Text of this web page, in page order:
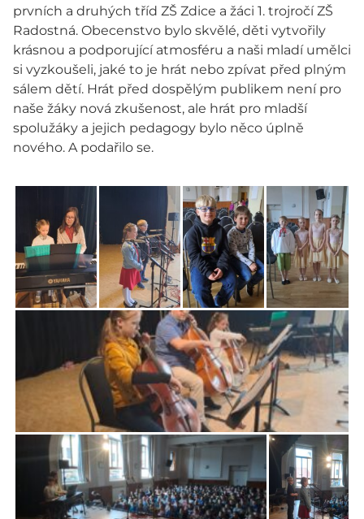
prvních a druhých tříd ZŠ Zdice a žáci 1. trojročí ZŠ
Radostná. Obecenstvo bylo skvělé, děti vytvořily
krásnou a podporující atmosféru a naši mladí umělci
si vyzkoušeli, jaké to je hrát nebo zpívat před plným
sálem dětí. Hrát před dospělým publikem není pro
naše žáky nová zkušenost, ale hrát pro mladší
spolužáky a jejich pedagogy bylo něco úplně
nového. A podařilo se.